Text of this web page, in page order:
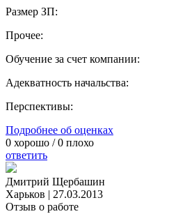
Размер ЗП:
Прочее:
Обучение за счет компании:
Адекватность начальства:
Перспективы:
Подробнее об оценках
0 хорошо /0 плохо
ответить
Дмитрий Щербашин
Харьков | 27.03.2013
Отзыв о работе